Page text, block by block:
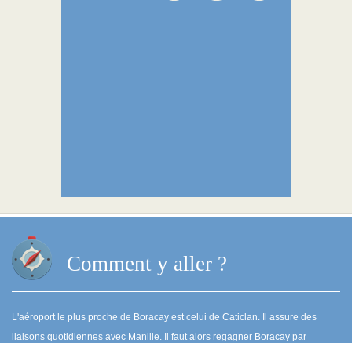
Comment y aller ?
L'aéroport le plus proche de Boracay est celui de Caticlan. Il assure des
liaisons quotidiennes avec Manille. Il faut alors regagner Boracay par